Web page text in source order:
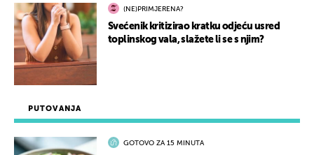
PUTOVANJA
GOTOVO ZA 15 MINUTA
(NE)PRIMJERENA?
Svećenik kritizirao kratku odjeću usred
toplinskog vala, slažete li se s njim?